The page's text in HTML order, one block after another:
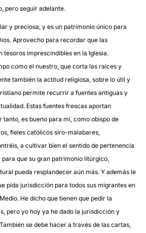
pero seguir adelante.
y preciosa, y es un patrimonio único para
Aprovecho para recordar que las
tesoros imprescindibles en la Iglesia.
como el nuestro, que corta las raíces y
también la actitud religiosa, sobre lo útil y
permite recurrir a fuentes antiguas y
Estas fuentes frescas aportan
tanto, es bueno para mí, como obispo de
fieles católicos siro-malabares,
a cultivar bien el sentido de pertenencia
, para que su gran patrimonio litúrgico,
pueda resplandecer aún más. Y además le
pida jurisdicción para todos sus migrantes en
He dicho que tienen que pedir la
pero yo hoy ya he dado la jurisdicción y
se debe hacer a través de las cartas,